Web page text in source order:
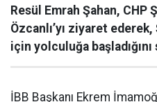
Resül Emrah Şahan, CHP
Özcanlı’yı ziyaret
için yolculuğa
İBB Başkanı Ekrem